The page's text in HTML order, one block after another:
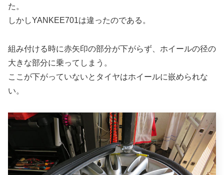
た。
しかしYANKEE701は違ったのである。
組み付ける時に赤矢印の部分が下がらず、ホイールの径の
大きな部分に乗ってしまう。
ここが下がっていないとタイヤはホイールに嵌められな
い。